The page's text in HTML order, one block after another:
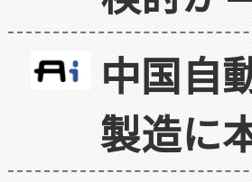
中国自
製造に